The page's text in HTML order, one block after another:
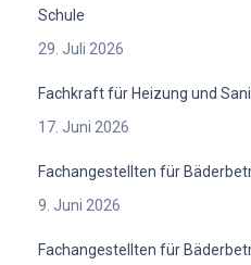
Schule
29. Juli 2026
Fachkraft für Heizung und
17. Juni 2026
Fachangestellten für
9. Juni 2026
Fachangestellten für